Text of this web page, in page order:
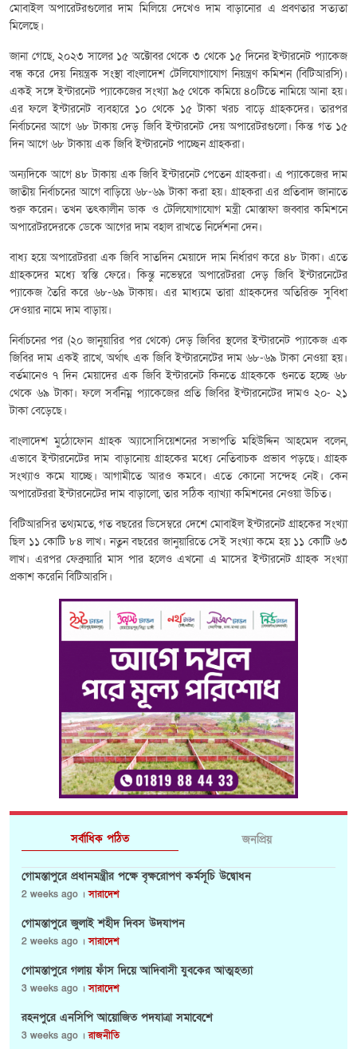
মোবাইল অপারেটরগুলোর দাম মিলিয়ে দেখেও দাম বাড়ানোর এ প্রবণতার সত্যতা
মিলেছে।
জানা গেছে, ২০২৩ সালের ১৫ অক্টোবর থেকে ৩ থেকে ১৫ দিনের ইন্টারনেট প্যাকেজ
বন্ধ করে দেয় নিয়ন্ত্রক সংস্থা বাংলাদেশ টেলিযোগাযোগ নিয়ন্ত্রণ কমিশন (বিটিআরসি)।
একই সঙ্গে ইন্টারনেট প্যাকেজের সংখ্যা ৯৫ থেকে কমিয়ে ৪০টিতে নামিয়ে আনা হয়।
এর ফলে ইন্টারনেট ব্যবহারে ১০ থেকে ১৫ টাকা খরচ বাড়ে গ্রাহকদের। তারপর
নির্বাচনের আগে ৬৮ টাকায় দেড় জিবি ইন্টারনেট দেয় অপারেটরগুলো। কিন্ত গত ১৫
দিন আগে ৬৮ টাকায় এক জিবি ইন্টারনেট পাচ্ছেন গ্রাহকরা।
অন্যদিকে আগে ৪৮ টাকায় এক জিবি ইন্টারনেট পেতেন গ্রাহকরা। এ প্যাকেজের দাম
জাতীয় নির্বাচনের আগে বাড়িয়ে ৬৮-৬৯ টাকা করা হয়। গ্রাহকরা এর প্রতিবাদ জানাতে
শুরু করেন। তখন তৎকালীন ডাক ও টেলিযোগাযোগ মন্ত্রী মোস্তাফা জব্বার কমিশনে
অপারেটরদেরকে ডেকে আগের দাম বহাল রাখতে নির্দেশনা দেন।
বাধ্য হয়ে অপারেটররা এক জিবি সাতদিন মেয়াদে দাম নির্ধারণ করে ৪৮ টাকা। এতে
গ্রাহকদের মধ্যে স্বস্তি ফেরে। কিন্তু নভেম্বরে অপারেটররা দেড় জিবি ইন্টারনেটের
প্যাকেজ তৈরি করে ৬৮-৬৯ টাকায়। এর মাধ্যমে তারা গ্রাহকদের অতিরিক্ত সুবিধা
দেওয়ার নামে দাম বাড়ায়।
নির্বাচনের পর (২০ জানুয়ারির পর থেকে) দেড় জিবির স্থলের ইন্টারনেট প্যাকেজ এক
জিবির দাম একই রাখে, অর্থাৎ এক জিবি ইন্টারনেটের দাম ৬৮-৬৯ টাকা নেওয়া হয়।
বর্তমানেও ৭ দিন মেয়াদের এক জিবি ইন্টারনেট কিনতে গ্রাহককে গুনতে হচ্ছে ৬৮
থেকে ৬৯ টাকা। ফলে সর্বনিম্ন প্যাকেজের প্রতি জিবির ইন্টারনেটের দামও ২০- ২১
টাকা বেড়েছে।
বাংলাদেশ মুঠোফোন গ্রাহক অ্যাসোসিয়েশনের সভাপতি মহিউদ্দিন আহমেদ বলেন,
এভাবে ইন্টারনেটের দাম বাড়ানোয় গ্রাহকের মধ্যে নেতিবাচক প্রভাব পড়ছে। গ্রাহক
সংখ্যাও কমে যাচ্ছে। আগামীতে আরও কমবে। এতে কোনো সন্দেহ নেই। কেন
অপারেটররা ইন্টারনেটের দাম বাড়ালো, তার সঠিক ব্যাখ্যা কমিশনের নেওয়া উচিত।
বিটিআরসির তথ্যমতে, গত বছরের ডিসেম্বরে দেশে মোবাইল ইন্টারনেট গ্রাহকের সংখ্যা
ছিল ১১ কোটি ৮৪ লাখ। নতুন বছরের জানুয়ারিতে সেই সংখ্যা কমে হয় ১১ কোটি ৬৩
লাখ। এরপর ফেব্রুয়ারি মাস পার হলেও এখনো এ মাসের ইন্টারনেট গ্রাহক সংখ্যা
প্রকাশ করেনি বিটিআরসি।
সর্বাধিক পঠিত জনপ্রিয়
গোমস্তাপুরে প্রধানমন্ত্রীর পক্ষে বৃক্ষরোপণ কর্মসূচি উদ্বোধন
2 weeks ago ।সারাদেশ
গোমস্তাপুরে জুলাই শহীদ দিবস উদযাপন
2 weeks ago ।সারাদেশ
গোমস্তাপুরে গলায় ফাঁস দিয়ে আদিবাসী যুবকের আত্মহত্যা
3 weeks ago ।সারাদেশ
রহনপুরে এনসিপি আয়োজিত পদযাত্রা সমাবেশে
3 weeks ago ।রাজনীতি